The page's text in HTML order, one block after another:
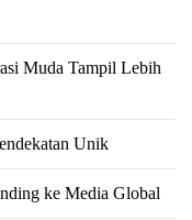
Muda Tampil Lebih
Unik
ke Media Global